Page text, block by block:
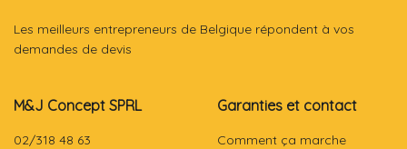
Les meilleurs entrepreneurs de Belgique répondent à vos
demandes de devis
M&J Concept SPRL
02/318 48 63
Garanties et contact
Comment ça marche